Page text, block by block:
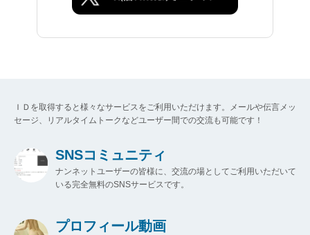
ＩＤを取得すると様々なサービスをご利用いただけます。メールや伝言メッ
セージ、リアルタイムトークなどユーザー間での交流も可能です！
SNSコミュニティ
ナンネットユーザーの皆様に、交流の場としてご利用いただいて
いる完全無料のSNSサービスです。
プロフィール動画